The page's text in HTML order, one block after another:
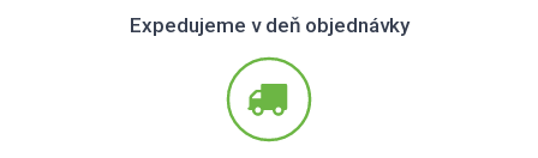
Expedujeme v deň objednávky